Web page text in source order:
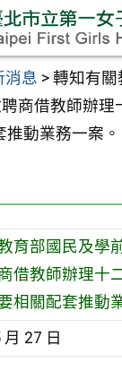
消息 > 轉知有關
商借教師辦理
動業務一案。
育部國民及學
借教師辦理十
相關配套推動
27 日